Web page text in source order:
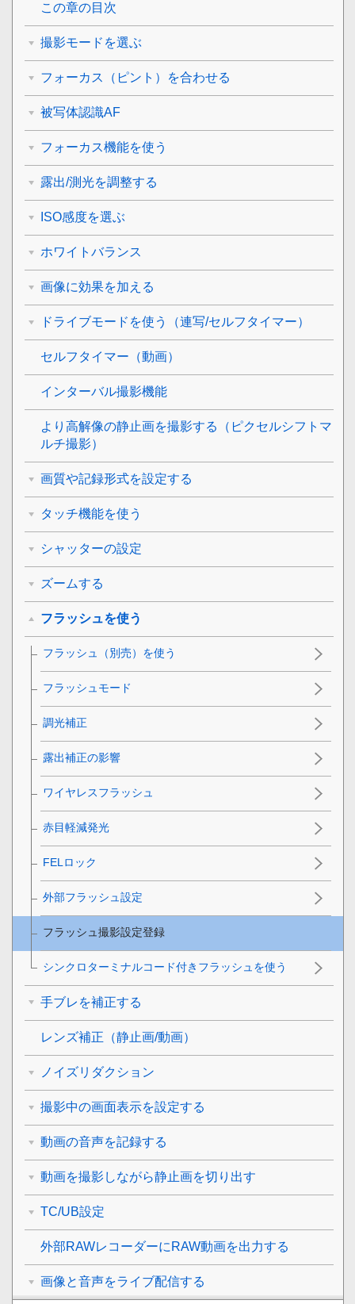
この章の目次
撮影モードを選ぶ
フォーカス（ピント）を合わせる
被写体認識AF
フォーカス機能を使う
露出/測光を調整する
ISO感度を選ぶ
ホワイトバランス
画像に効果を加える
ドライブモードを使う（連写/セルフタイマー）
セルフタイマー （動画）
インターバル撮影機能
より高解像の静止画を撮影する（ ピクセルシフトマ
ルチ撮影）
画質や記録形式を設定する
タッチ機能を使う
シャッターの設定
ズームする
フラッシュを使う
フラッシュ（別売）を使う
フラッシュモード
調光補正
露出補正の影響
ワイヤレスフラッシュ
赤目軽減発光
FELロック
外部フラッシュ設定
フラッシュ撮影設定登録
シンクロターミナルコード付きフラッシュを使う
手ブレを補正する
レンズ補正 （静止画/動画）
ノイズリダクション
撮影中の画面表示を設定する
動画の音声を記録する
動画を撮影しながら静止画を切り出す
TC/UB設定
外部RAWレコーダーにRAW動画を出力する
画像と音声をライブ配信する